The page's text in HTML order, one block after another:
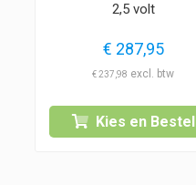
2,5 volt
€ 287,95
€237,98
Kies en Bestel